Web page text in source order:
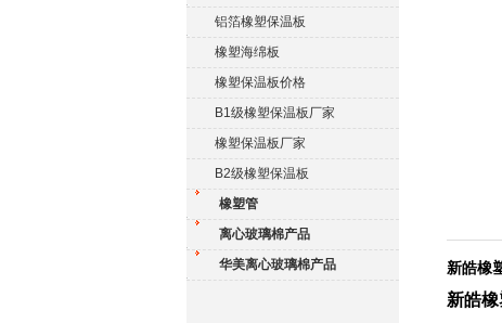
铝箔橡塑保温板
橡塑海绵板
橡塑保温板价格
B1级橡塑保温板厂家
橡塑保温板厂家
B2级橡塑保温板
橡塑管
离心玻璃棉产品
华美离心玻璃棉产品
新皓橡
新皓